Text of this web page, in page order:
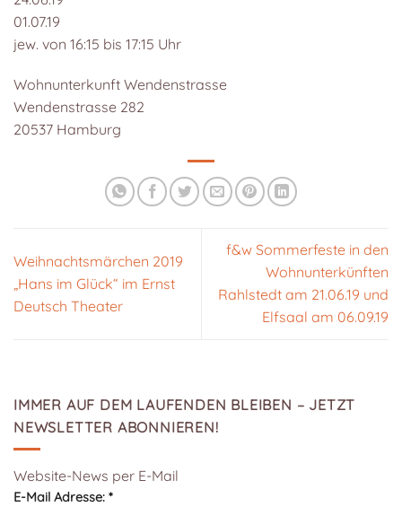
01.07.19
jew. von 16:15 bis 17:15 Uhr
Wohnunterkunft Wendenstrasse
Wendenstrasse 282
20537 Hamburg
Weihnachtsmärchen 2019
„Hans im Glück“ im Ernst
Deutsch Theater
f&w Sommerfeste in den
Wohnunterkünften
Rahlstedt am 21.06.19 und
Elfsaal am 06.09.19
IMMER AUF DEM LAUFENDEN BLEIBEN – JETZT
NEWSLETTER ABONNIEREN!
Website-News per E-Mail
E-Mail Adresse: *